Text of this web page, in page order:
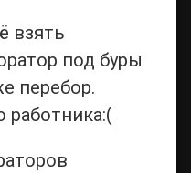
взять
под буры
перебор.